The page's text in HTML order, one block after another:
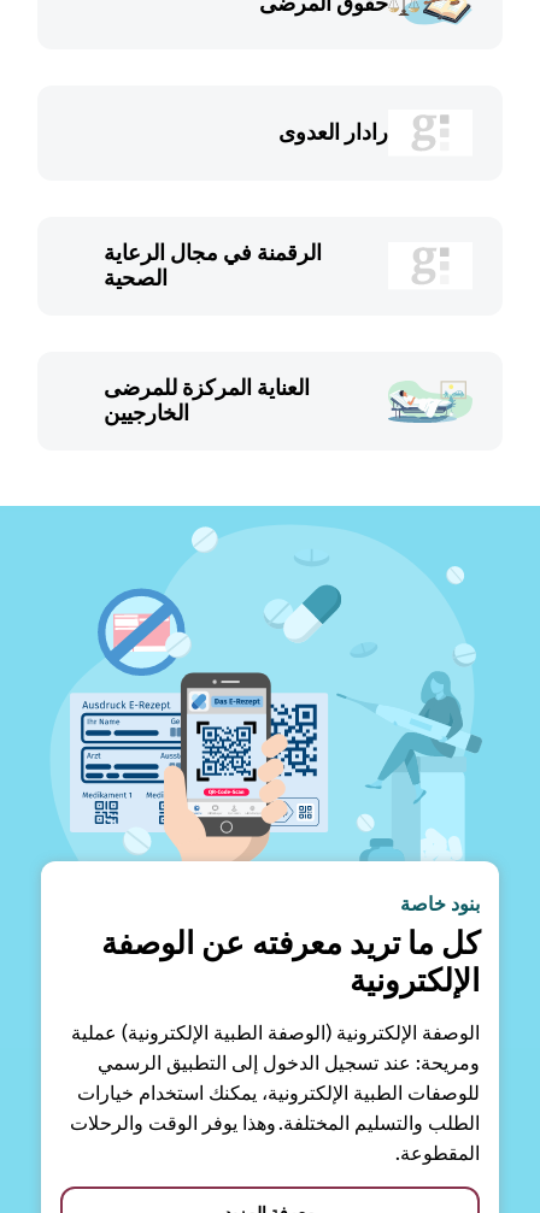
رادار العدوى
الرقمنة في مجال الرعاية
الصحية
العناية المركزة للمرضى
الخارجيين
بنود خاصة
كل ما تريد معرفته عن الوصفة
الإلكترونية
الوصفة الإلكترونية (الوصفة الطبية الإلكترونية) عملية
ومريحة: عند تسجيل الدخول إلى التطبيق الرسمي
للوصفات الطبية الإلكترونية، يمكنك استخدام خيارات
الطلب والتسليم المختلفة. وهذا يوفر الوقت والرحلات
المقطوعة.